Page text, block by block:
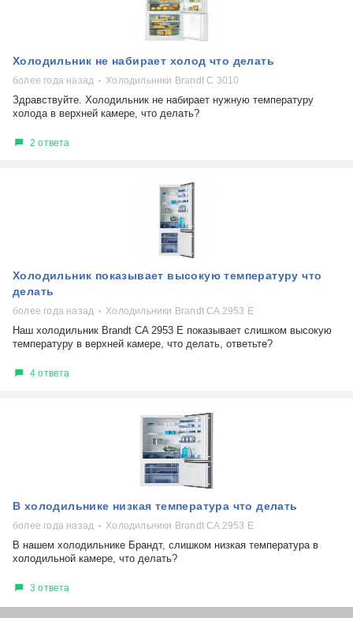
Холодильник не набирает холод что делать
более года назад Холодильники Brandt C 3010
Здравствуйте. Холодильник не набирает нужную температуру
холода в верхней камере, что делать?
2 ответа
Холодильник показывает высокую температуру что
делать
более года назад Холодильники Brandt CA 2953 E
Наш холодильник Brandt CA 2953 E показывает слишком высокую
температуру в верхней камере, что делать, ответьте?
4 ответа
В холодильнике низкая температура что делать
более года назад Холодильники Brandt CA 2953 E
В нашем холодильнике Брандт, слишком низкая температура в
холодильной камере, что делать?
3 ответа